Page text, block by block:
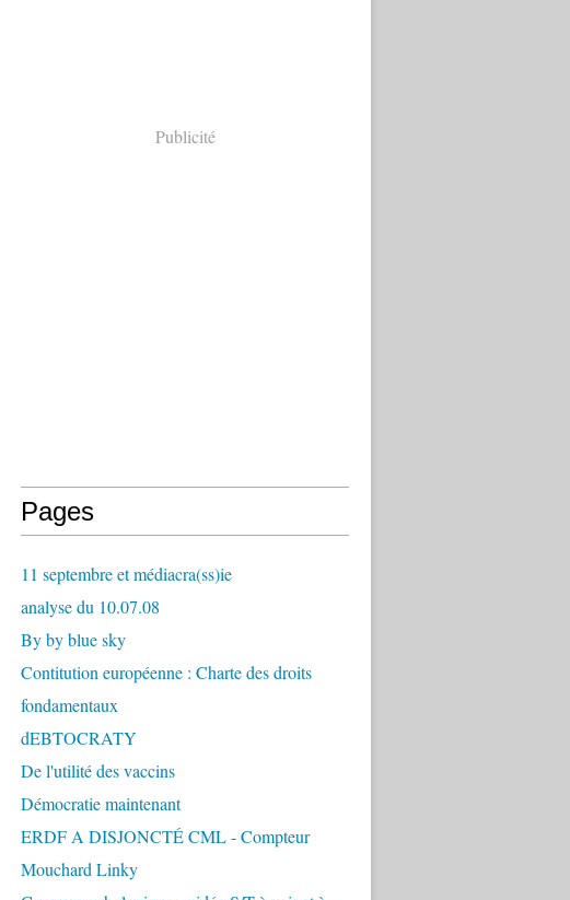
Publicité
Pages
11 septembre et médiacra(ss)ie
analyse du 10.07.08
By by blue sky
Contitution européenne : Charte des droits
fondamentaux
dEBTOCRATY
De l'utilité des vaccins
Démocratie maintenant
ERDF A DISJONCTÉ CML - Compteur
Mouchard Linky